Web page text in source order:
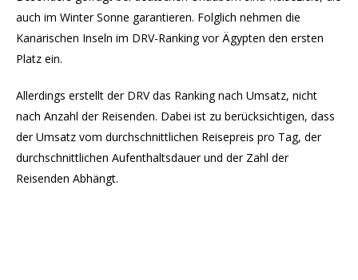
auch im Winter Sonne garantieren. Folglich nehmen die
Kanarischen Inseln im DRV-Ranking vor Ägypten den ersten
Platz ein.
Allerdings erstellt der DRV das Ranking nach Umsatz, nicht
nach Anzahl der Reisenden. Dabei ist zu berücksichtigen, dass
der Umsatz vom durchschnittlichen Reisepreis pro Tag, der
durchschnittlichen Aufenthaltsdauer und der Zahl der
Reisenden Abhängt.